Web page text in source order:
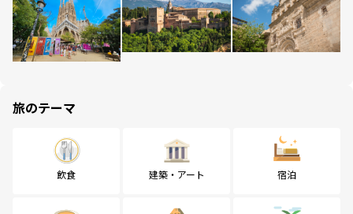
旅のテーマ
飲食 建築・アート 宿泊